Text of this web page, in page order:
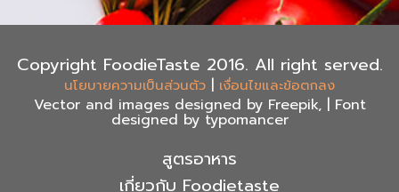
Copyright FoodieTaste 2016. All right served.
นโยบายความเป็นส่วนตัว | เงื่อนไขและข้อตกลง
Vector and images designed by Freepik, | Font
designed by typomancer
สูตรอาหาร
เกี่ยวกับ Foodietaste